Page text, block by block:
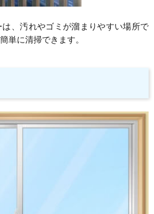
、汚れやゴミが溜まりやすい場所で
単に清掃できます。